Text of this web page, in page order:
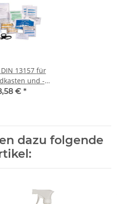
und -
Hilfe Koffer
€ *
dazu folgende